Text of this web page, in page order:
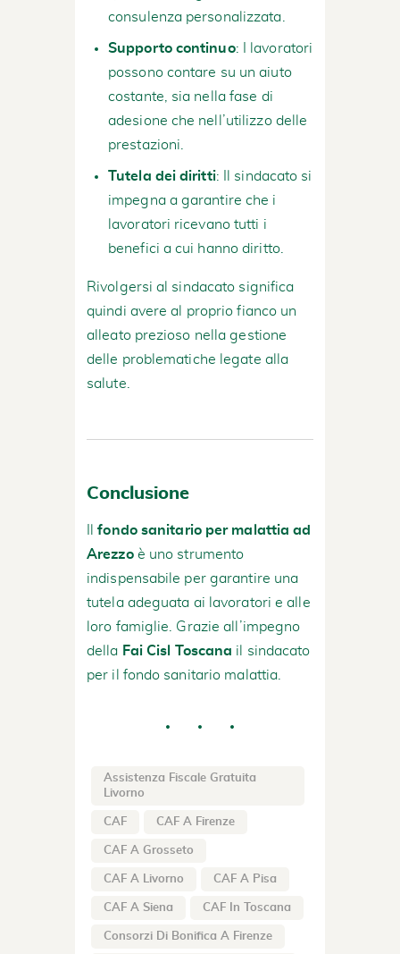
consulenza personalizzata.
Supporto continuo: I lavoratori
possono contare su un aiuto
costante, sia nella fase di
adesione che nell’utilizzo delle
prestazioni.
Tutela dei diritti: Il sindacato si
impegna a garantire che i
lavoratori ricevano tutti i
benefici a cui hanno diritto.
Rivolgersi al sindacato significa
quindi avere al proprio fianco un
alleato prezioso nella gestione
delle problematiche legate alla
salute.
Conclusione
Ilfondo sanitario per malattia ad
Arezzoè uno strumento
indispensabile per garantire una
tutela adeguata ai lavoratori e alle
loro famiglie. Grazie all’impegno
della Fai Cisl Toscana il sindacato
per il fondo sanitario malattia.
Assistenza Fiscale Gratuita
Livorno
CAF CAF A Firenze
CAF A Grosseto
CAF A Livorno CAF A Pisa
CAF A Siena CAF In Toscana
Consorzi Di Bonifica A Firenze